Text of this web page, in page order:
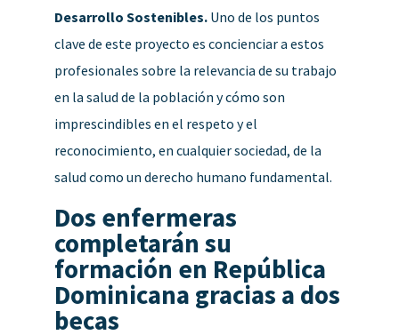
Desarrollo Sostenibles. Uno de los puntos
clave de este proyecto es concienciar a estos
profesionales sobre la relevancia de su trabajo
en la salud de la población y cómo son
imprescindibles en el respeto y el
reconocimiento, en cualquier sociedad, de la
salud como un derecho humano fundamental.
Dos enfermeras
completarán su
formación en República
Dominicana gracias a dos
becas